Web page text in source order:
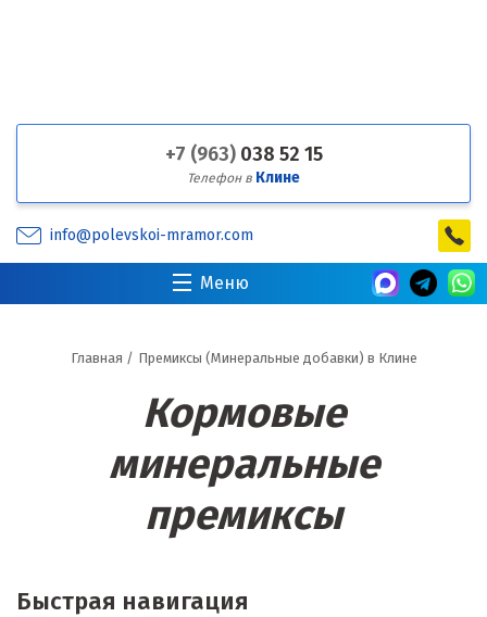
+7 (963) 038 52 15
Телефон в Клине
info@polevskoi-mramor.com
Меню
Главная / Премиксы (Минеральные добавки) в Клине
Кормовые
минеральные
премиксы
Быстрая навигация